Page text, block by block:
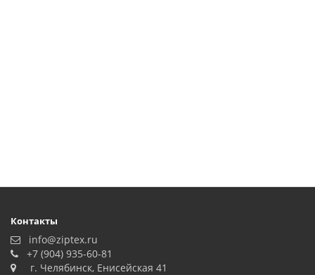
Контакты
info@ziptex.ru
+7 (904) 935-60-81
г. Челябинск, Енисейская 41